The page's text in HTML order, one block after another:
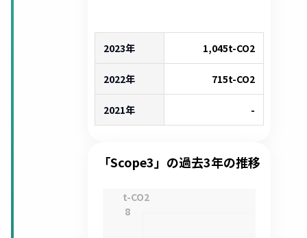
2023年 1,045t-CO2
2022年 715t-CO2
2021年 -
「Scope3」の過去3年の推移
8
t-CO2